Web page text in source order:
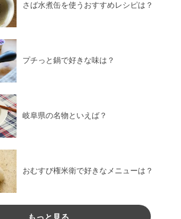
さば水煮缶を使うおすすめレシピは？
プチっと鍋で好きな味は？
岐阜県の名物といえば？
おむすび権米衛で好きなメニューは？
もっと見る